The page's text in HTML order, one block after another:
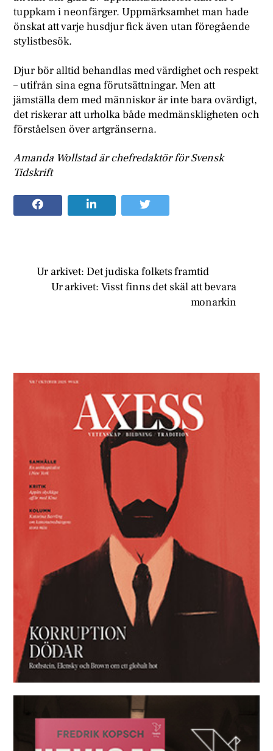
tuppkam i neonfärger. Uppmärksamhet man hade
önskat att varje husdjur fick även utan föregående
stylistbesök.
Djur bör alltid behandlas med värdighet och respekt
– utifrån sina egna förutsättningar. Men att
jämställa dem med människor är inte bara ovärdigt,
det riskerar att urholka både medmänskligheten och
förståelsen över artgränserna.
Amanda Wollstad är chefredaktör för Svensk
Tidskrift
Ur arkivet: Det judiska folkets framtid
Ur arkivet: Visst finns det skäl att bevara
monarkin